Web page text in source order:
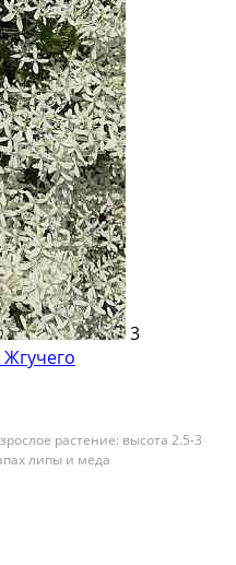
3
растение: высота 2.5-3
липы и меда